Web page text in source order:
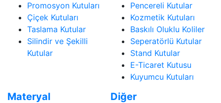
Promosyon Kutuları
Çiçek Kutuları
Taslama Kutular
Silindir ve Şekilli
Kutular
Pencereli Kutular
Kozmetik Kutuları
Baskılı Oluklu Koliler
Seperatörlü Kutular
Stand Kutular
E-Ticaret Kutusu
Kuyumcu Kutuları
Materyal Diğer